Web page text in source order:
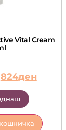
Vital Cream
824ден